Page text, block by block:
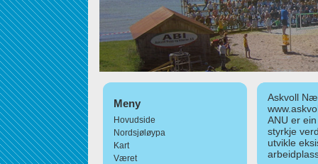
Meny
Hovudside
Nordsjøløypa
Kart
Været
Askvoll
ANU er
styrkje
utvikle